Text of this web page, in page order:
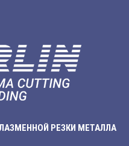
РЕЗКИ МЕТАЛЛА